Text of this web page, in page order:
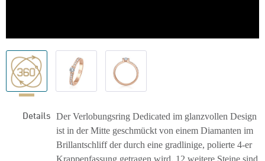
Details Der Verlobungsring Dedicated im glanzvollen Design
ist in der Mitte geschmückt von einem Diamanten im
Brillantschliff der durch eine gradlinige, polierte 4-er
Krappenfassung getragen wird. 12 weitere Steine sind